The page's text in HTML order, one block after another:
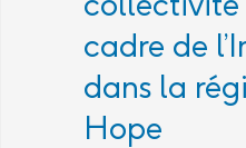
cadre de
dans la
Hope